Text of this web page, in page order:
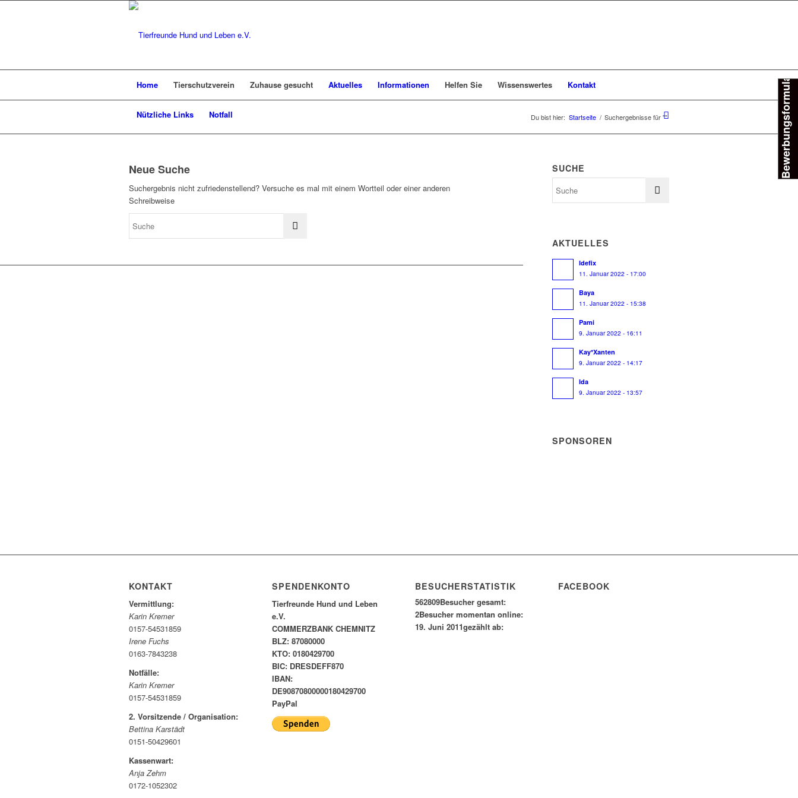
Home Tierschutzverein Zuhause gesucht Aktuelles Informationen Helfen Sie Wissenswertes Kontakt
Nützliche Links Notfall Du bist hier: Startseite / Suchergebnisse für ""
Neue Suche
Suchergebnis nicht zufriedenstellend? Versuche es mal mit einem Wortteil oder einer anderen
Schreibweise
SUCHE
AKTUELLES
Idefix
11. Januar 2022 - 17:00
Baya
11. Januar 2022 - 15:38
Pami
9. Januar 2022 - 16:11
Kay*Xanten
9. Januar 2022 - 14:17
Ida
9. Januar 2022 - 13:57
SPONSOREN
KONTAKT
Vermittlung:
Karin Kremer
0157-54531859
Irene Fuchs
0163-7843238
Notfälle:
Karin Kremer
0157-54531859
2. Vorsitzende / Organisation:
Bettina Karstädt
0151-50429601
Kassenwart:
Anja Zehm
0172-1052302
SPENDENKONTO
Tierfreunde Hund und Leben
e.V.
COMMERZBANK CHEMNITZ
BLZ: 87080000
KTO: 0180429700
BIC: DRESDEFF870
IBAN:
DE90870800000180429700
PayPal
BESUCHERSTATISTIK
562809Besucher gesamt:
2Besucher momentan online:
19. Juni 2011gezählt ab:
FACEBOOK
Bewerbungsformular